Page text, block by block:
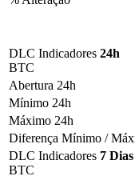
DLC Indicadores 24h
BTC
Abertura 24h
Mínimo 24h
Máximo 24h
Diferença Mínimo /
DLC Indicadores 7 Dias
BTC